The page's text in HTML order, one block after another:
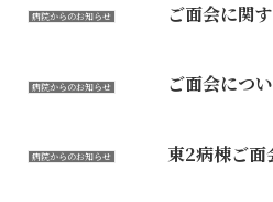
病院からのお知らせ ご面会に関
病院からのお知らせ ご面会につ
病院からのお知らせ 東2病棟ご面